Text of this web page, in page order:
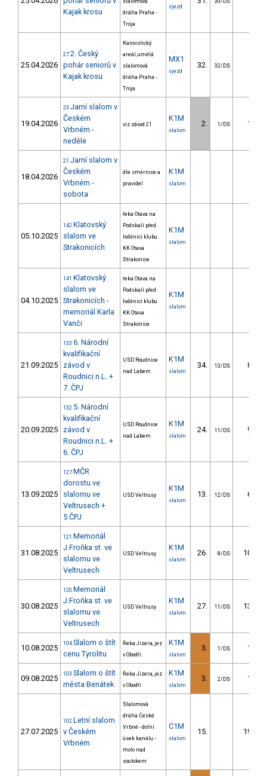
Kajak krosu
slalomová
dráha Praha -
Troja
sjezd
30/DS
25.04.2026
27 2. Český
pohár seniorů v
Kajak krosu
Kanoistický
areál, umělá
slalomová
dráha Praha -
Troja
MX1
sjezd
32. 32/DS
19.04.2026
23 Jarní slalom v
Českém
Vrbném -
neděle
viz závod 21
K1M
slalom
2. 1/DS 1.24
18.04.2026
21 Jarní slalom v
Českém
Vrbném -
sobota
dle směrnice a
pravidel
K1M
slalom
05.10.2025
142 Klatovský
slalom ve
Strakonicích
řeka Otava na
Podskalí před
loděnicí klubu
KK Otava
Strakonice
K1M
slalom
04.10.2025
141 Klatovský
slalom ve
Strakonicích -
memoriál Karla
Vanči
řeka Otava na
Podskalí před
loděnicí klubu
KK Otava
Strakonice
K1M
slalom
21.09.2025
133 6. Národní
kvalifikační
závod v
Roudnici n.L. +
7. ČPJ
USD Roudnice
nad Labem
K1M
slalom
34. 13/DS 8.43
20.09.2025
132 5. Národní
kvalifikační
závod v
Roudnici n.L. +
6. ČPJ
USD Roudnice
nad Labem
K1M
slalom
24. 11/DS 9.87
13.09.2025
127 MČR
dorostu ve
slalomu ve
Veltrusech +
5.ČPJ
USD Veltrusy
K1M
slalom
13. 12/DS 6.83
31.08.2025
121 Memoriál
J.Froňka st. ve
slalomu ve
Veltrusech
USD Veltrusy
K1M
slalom
26. 8/DS 10.64
30.08.2025
120 Memoriál
J.Froňka st. ve
slalomu ve
Veltrusech
USD Veltrusy
K1M
slalom
27. 11/DS 13.87
10.08.2025 104 Slalom o štít
cenu Tyrolitu
Řeka Jizera, jez
v Obodři.
K1M
slalom
3. 1/DS 1.24
09.08.2025 103 Slalom o štít
města Benátek
Řeka Jizera, jez
v Obodři
K1M
slalom
3. 2/DS 1.27
27.07.2025
102 Letní slalom
v Českém
Vrbném
Slalomová
dráha České
Vrbné - dolní
úsek kanálu -
molo nad
soutokem
C1M
slalom
15. 19.84